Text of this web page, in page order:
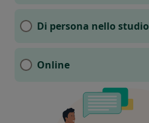
Di persona nello studio
Online